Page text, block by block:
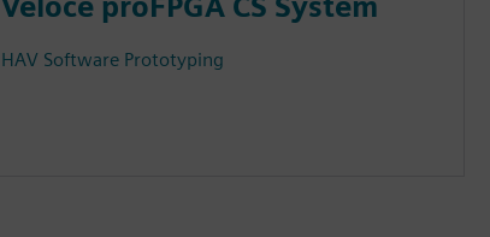
HAV Software Prototyping